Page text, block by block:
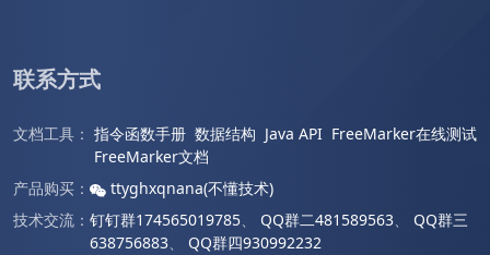
联系方式
文档工具： 指令函数手册 数据结构 Java API FreeMarker在线测试
FreeMarker文档
产品购买：
ttyghxqnana(不懂技术)
技术交流： 钉钉群174565019785、 QQ群二481589563、 QQ群三
638756883、 QQ群四930992232